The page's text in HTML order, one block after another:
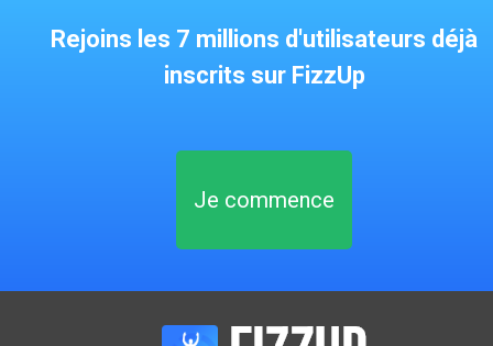
Rejoins les 7 millions d'utilisateurs déjà
inscrits sur FizzUp
Je commence